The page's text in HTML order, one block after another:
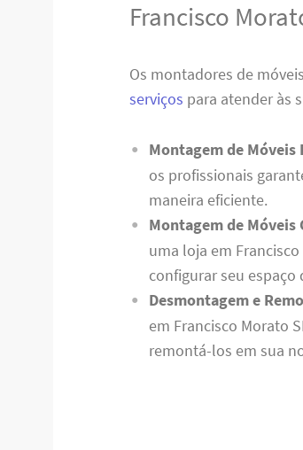
Francisco
Os montadores de
serviços para atender às
Montagem de Móveis
os profissionais
maneira eficiente.
Montagem de Móveis
uma loja em
configurar seu
Desmontagem e
em Francisco Morato
remontá-los em sua